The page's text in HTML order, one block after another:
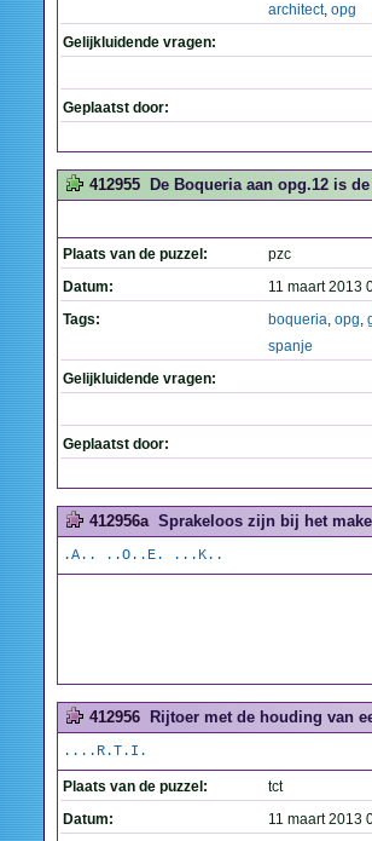
architect, opg
Gelijkluidende vragen:
Geplaatst door:
412955 De Boqueria aan opg.12 is
Plaats van de puzzel:
pzc
Datum:
11 maart 2013
Tags:
boqueria, opg,
spanje
Gelijkluidende vragen:
Geplaatst door:
412956a Sprakeloos zijn bij het
.A.. ..O..E. ...K..
412956 Rijtoer met de houding van
....R.T.I.
Plaats van de puzzel:
tct
Datum:
11 maart 2013